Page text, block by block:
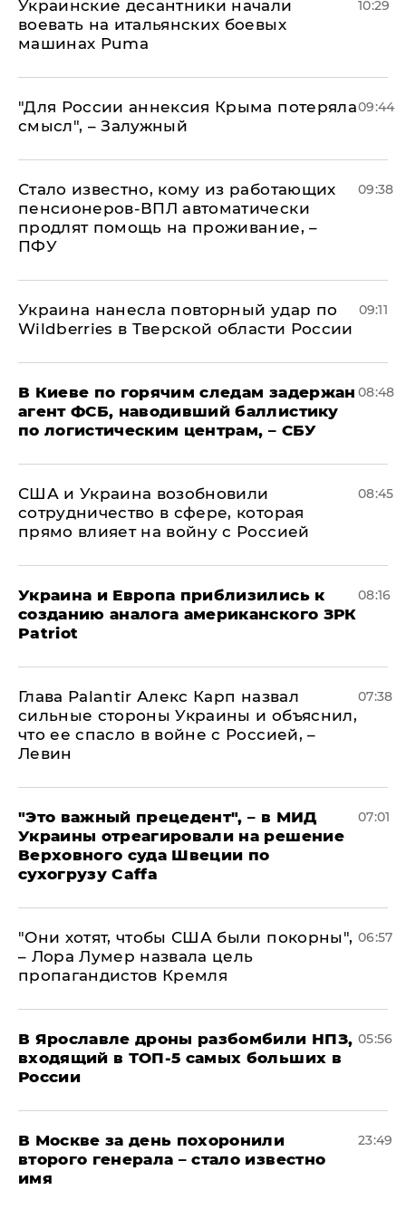
Украинские десантники начали
воевать на итальянских боевых
машинах Puma
10:29
"Для России аннексия Крыма потеряла
смысл", – Залужный
09:44
Стало известно, кому из работающих
пенсионеров-ВПЛ автоматически
продлят помощь на проживание, –
ПФУ
09:38
Украина нанесла повторный удар по
Wildberries в Тверской области России
09:11
В Киеве по горячим следам задержан
агент ФСБ, наводивший баллистику
по логистическим центрам, – СБУ
08:48
США и Украина возобновили
сотрудничество в сфере, которая
прямо влияет на войну с Россией
08:45
Украина и Европа приблизились к
созданию аналога американского ЗРК
Patriot
08:16
Глава Palantir Алекс Карп назвал
сильные стороны Украины и объяснил,
что ее спасло в войне с Россией, –
Левин
07:38
"Это важный прецедент", – в МИД
Украины отреагировали на решение
Верховного суда Швеции по
сухогрузу Caffa
07:01
"Они хотят, чтобы США были покорны",
– Лора Лумер назвала цель
пропагандистов Кремля
06:57
В Ярославле дроны разбомбили НПЗ,
входящий в ТОП-5 самых больших в
России
05:56
В Москве за день похоронили
второго генерала – стало известно
имя
23:49